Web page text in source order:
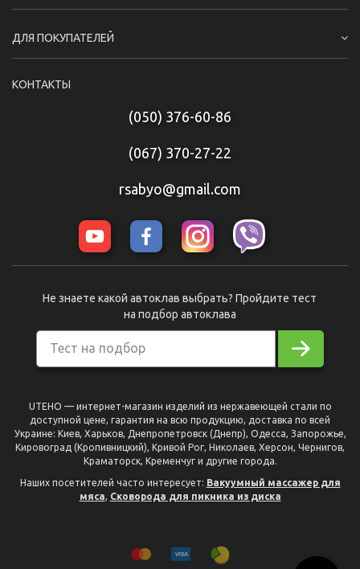
ДЛЯ ПОКУПАТЕЛЕЙ
КОНТАКТЫ
(050) 376-60-86
(067) 370-27-22
rsabyo@gmail.com
Тест на подбор
Не знаете какой автоклав выбрать? Пройдите тест
на подбор автоклава
UTEHO — интернет-магазин изделий из нержавеющей стали по
доступной цене, гарантия на всю продукцию, доставка по всей
Украине: Киев, Харьков, Днепропетровск (Днепр), Одесса, Запорожье,
Кировоград (Кропивницкий), Кривой Рог, Николаев, Херсон, Чернигов,
Краматорск, Кременчуг и другие города.
Наших посетителей часто интересует: Вакуумный массажер для
мяса, Сковорода для пикника из диска